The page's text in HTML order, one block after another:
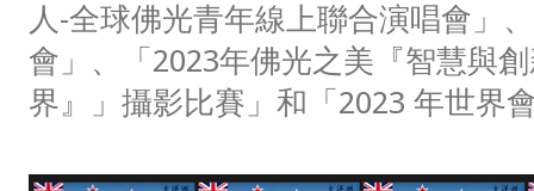
人-全球佛光青年線上聯合演唱會」
會」、「2023年佛光之美『智慧與
界』」攝影比賽」和「2023 年世界